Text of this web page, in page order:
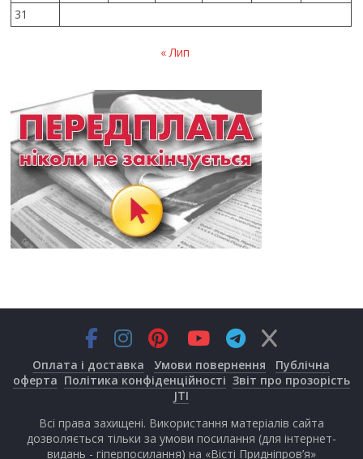
31
« Лип
Оплата і доставка Умови повернення
Публічна
оферта Політика конфіденційності Звіт про прозорість
JTI
Всі права захищені. Використання матеріалів сайта
дозволяється тільки за умови посилання (для інтернет-
видань - гіперпосилання) на «Вісті Придніпров’я»